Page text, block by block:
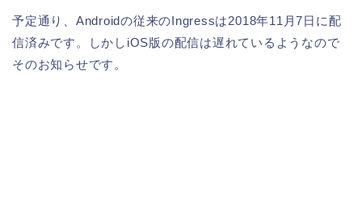
予定通り、Androidの従来のIngressは2018年11月7日に配
信済みです。しかしiOS版の配信は遅れているようなので
そのお知らせです。